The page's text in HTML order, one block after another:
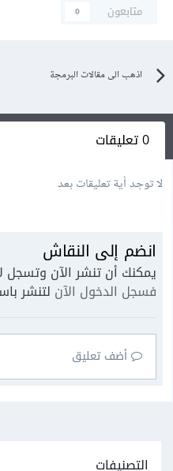
متابعون
0
اذهب الى مقالات البرمجة
0 تعليقات
لا توجد أية تعليقات بعد
انضم إلى النقاش
يمكنك أن تنشر الآن وتسجل
فسجل الدخول الآن لتنشر
أضف تعليق
التصنيفات